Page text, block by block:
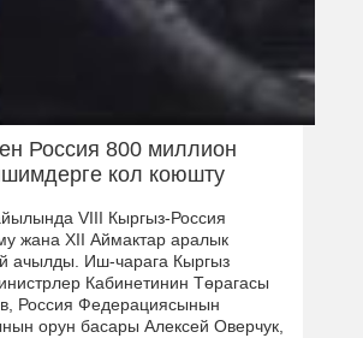
Россия 800 миллион
кол коюшту
VIII Кыргыз-Россия
жана XII Аймактар аралык
ачылды. Иш-чарага Кыргыз
Кабинетинин Төрагасы
Россия Федерациясынын
орун басары Алексей Оверчук,